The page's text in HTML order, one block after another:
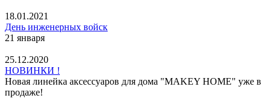
18.01.2021
День инженерных войск
21 января
25.12.2020
НОВИНКИ !
Новая линейка аксессуаров для дома "MAKEY HOME" уже в
продаже!